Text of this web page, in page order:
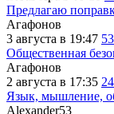
Предлагаю
Агафонов
3 августа в 19:47 53
Общественная
Агафонов
2 августа в 17:35 24
Язык, мышление,
Alexander53